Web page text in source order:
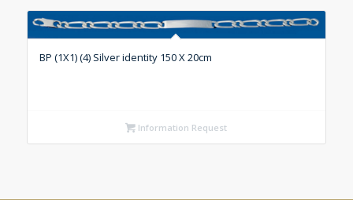
BP (1X1) (4) Silver identity 150 X 20cm
Information Request